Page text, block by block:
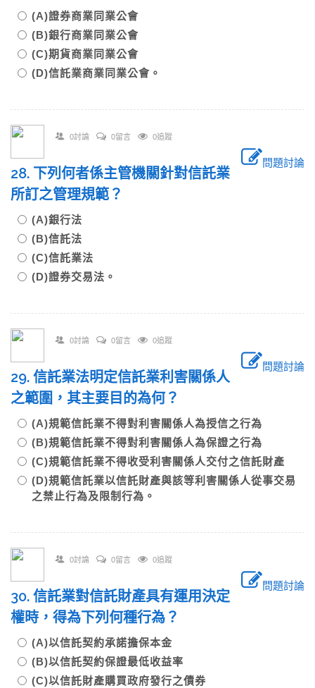
(A)證券商業同業公會
(B)銀行商業同業公會
(C)期貨商業同業公會
(D)信託業商業同業公會。
0討論 0留言 0追蹤
問題討論
28. 下列何者係主管機關針對信託業
所訂之管理規範？
(A)銀行法
(B)信託法
(C)信託業法
(D)證券交易法。
0討論 0留言 0追蹤
問題討論
29. 信託業法明定信託業利害關係人
之範圍，其主要目的為何？
(A)規範信託業不得對利害關係人為授信之行為
(B)規範信託業不得對利害關係人為保證之行為
(C)規範信託業不得收受利害關係人交付之信託財產
(D)規範信託業以信託財產與該等利害關係人從事交易
之禁止行為及限制行為。
0討論 0留言 0追蹤
問題討論
30. 信託業對信託財產具有運用決定
權時，得為下列何種行為？
(A)以信託契約承諾擔保本金
(B)以信託契約保證最低收益率
(C)以信託財產購買政府發行之債券